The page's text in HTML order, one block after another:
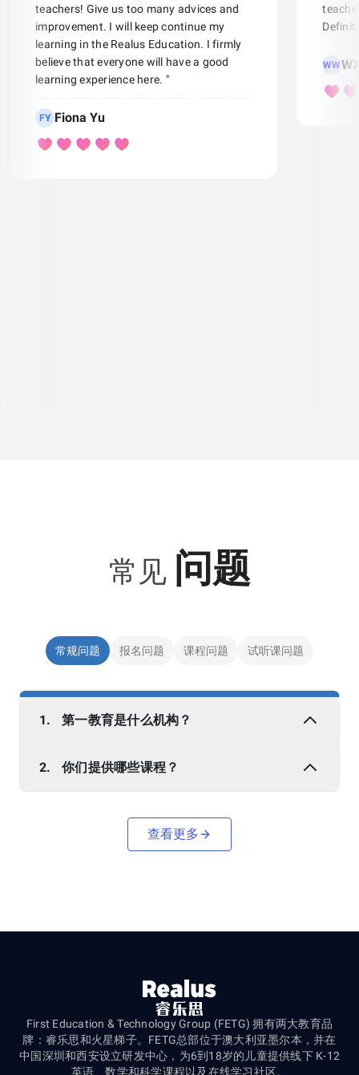
teachers! Give us too many advices and
improvement. I will keep continue my
learning in the Realus Education. I firmly
believe that everyone will have a good
learning experience here. "
FY Fiona Yu
WW
常见 问题
常规问题 报名问题 课程问题 试听课问题
1. 第一教育是什么机构？
2. 你们提供哪些课程？
查看更多
First Education & Technology Group (FETG) 拥有两大教育品
牌：睿乐思和火星梯子。FETG总部位于澳大利亚墨尔本，并在
中国深圳和西安设立研发中心，为6到18岁的儿童提供线下 K-12
英语、数学和科学课程以及在线学习社区。